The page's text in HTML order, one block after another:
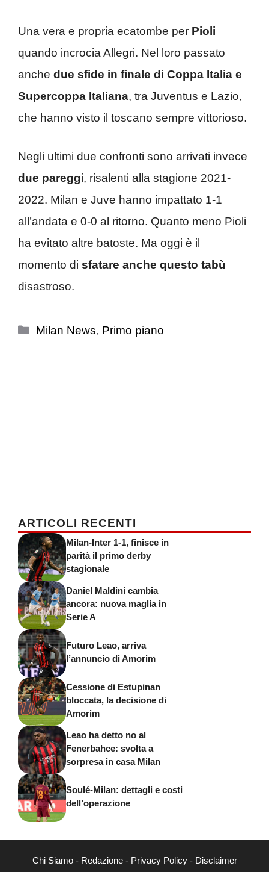
Una vera e propria ecatombe per Pioli
quando incrocia Allegri. Nel loro passato
anche due sfide in finale di Coppa Italia e
Supercoppa Italiana, tra Juventus e Lazio,
che hanno visto il toscano sempre vittorioso.
Negli ultimi due confronti sono arrivati invece
due pareggi, risalenti alla stagione 2021-
2022. Milan e Juve hanno impattato 1-1
all’andata e 0-0 al ritorno. Quanto meno Pioli
ha evitato altre batoste. Ma oggi è il
momento di sfatare anche questo tabù
disastroso.
Categorie
Milan News, Primo piano
ARTICOLI RECENTI
Milan-Inter 1-1, finisce in
parità il primo derby
stagionale
Daniel Maldini cambia
ancora: nuova maglia in
Serie A
Futuro Leao, arriva
l’annuncio di Amorim
Cessione di Estupinan
bloccata, la decisione di
Amorim
Leao ha detto no al
Fenerbahce: svolta a
sorpresa in casa Milan
Soulé-Milan: dettagli e costi
dell’operazione
Chi Siamo- Redazione- Privacy Policy- Disclaimer